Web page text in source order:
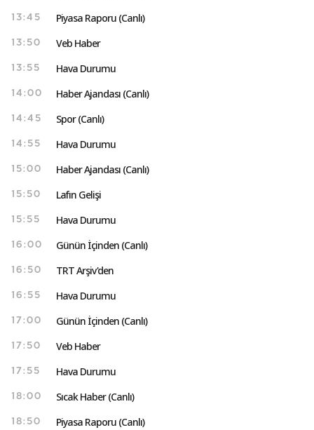
13:45 Piyasa Raporu (Canlı)
13:50 Veb Haber
13:55 Hava Durumu
14:00 Haber Ajandası (Canlı)
14:45 Spor (Canlı)
14:55 Hava Durumu
15:00 Haber Ajandası (Canlı)
15:50 Lafın Gelişi
15:55 Hava Durumu
16:00 Günün İçinden (Canlı)
16:50 TRT Arşiv'den
16:55 Hava Durumu
17:00 Günün İçinden (Canlı)
17:50 Veb Haber
17:55 Hava Durumu
18:00 Sıcak Haber (Canlı)
18:50 Piyasa Raporu (Canlı)